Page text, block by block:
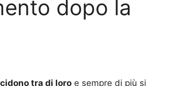
dopo la
tra di loro e sempre di più si